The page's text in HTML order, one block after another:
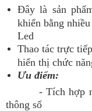
Đây là sản
khiển bằng
Led
Thao tác trực
hiển thị chức
Ưu điểm:
- Tích hợp
thông số